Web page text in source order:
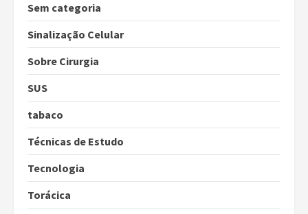
Sem categoria
Sinalização Celular
Sobre Cirurgia
SUS
tabaco
Técnicas de Estudo
Tecnologia
Torácica